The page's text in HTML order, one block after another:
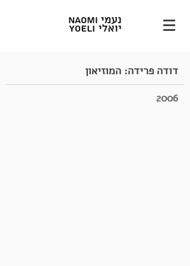
דודה פרידה: המוזיאון
2006